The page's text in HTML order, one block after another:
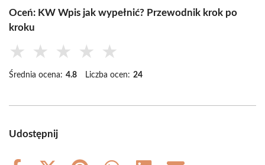
Oceń: KW Wpis jak wypełnić? Przewodnik krok po
kroku
★ ★ ★ ★ ★
Średnia ocena: 4.8 Liczba ocen: 24
Udostępnij